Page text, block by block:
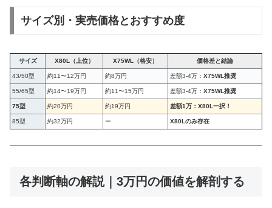
サイズ別・実売価格とおすすめ度
サイズ X80L（上位） X75WL（格安） 価格差と結論
43/50型 約11〜12万円 約8万円 差額3-4万： X75WL推奨
55/65型 約14〜19万円 約11〜15万円 差額3-4万： X75WL推奨
75型 約20万円 約19万円 差額1万：X80L一択！
85型 約32万円 ー X80Lのみ存在
各判断軸の解説｜3万円の価値を解剖する